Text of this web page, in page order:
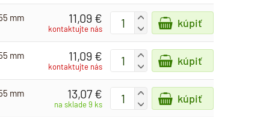
mm
11,09 €
kontaktujte nás
+
-
kúpiť
mm
11,09 €
kontaktujte nás
+
-
kúpiť
mm
13,07 €
na sklade 9 ks
+
-
kúpiť